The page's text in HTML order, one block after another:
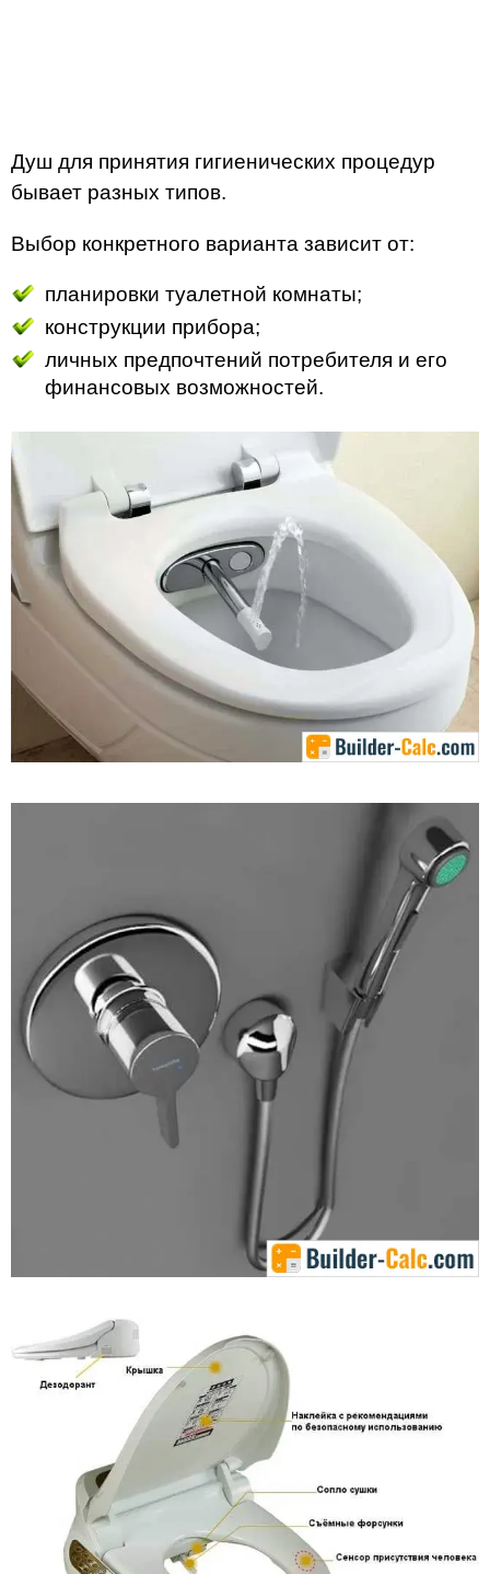
Душ для принятия гигиенических процедур
бывает разных типов.
Выбор конкретного варианта зависит от:
планировки туалетной комнаты;
конструкции прибора;
личных предпочтений потребителя и его
финансовых возможностей.